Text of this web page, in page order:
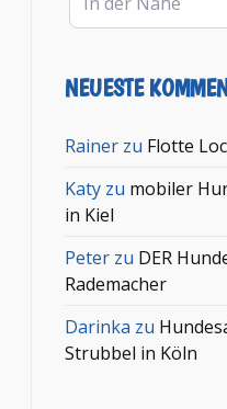
NEUESTE
Rainer zu Flotte
Katy zu mobiler
in Kiel
Peter zu DER
Rademacher
Darinka zu
Strubbel in Köln